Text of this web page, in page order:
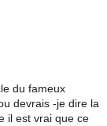
du fameux
devrais -je dire la
il est vrai que ce